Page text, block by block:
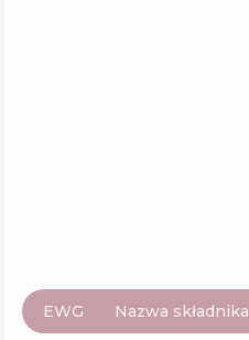
EWG Nazwa składnika